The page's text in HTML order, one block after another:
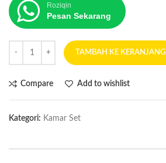
Roziqin
Pesan Sekarang
TAMBAH KE KERANJANG
Compare Add to wishlist
Kategori: Kamar Set